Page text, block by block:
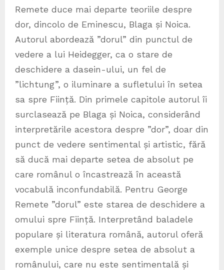
Remete duce mai departe teoriile despre
dor, dincolo de Eminescu, Blaga și Noica.
Autorul abordează ”dorul” din punctul de
vedere a lui Heidegger, ca o stare de
deschidere a dasein-ului, un fel de
”lichtung”, o iluminare a sufletului în setea
sa spre Ființă. Din primele capitole autorul îi
surclasează pe Blaga și Noica, considerând
interpretările acestora despre ”dor”, doar din
punct de vedere sentimental și artistic, fără
să ducă mai departe setea de absolut pe
care românul o încastrează în această
vocabulă inconfundabilă. Pentru George
Remete ”dorul” este starea de deschidere a
omului spre Ființă. Interpretând baladele
populare și literatura română, autorul oferă
exemple unice despre setea de absolut a
românului, care nu este sentimentală și